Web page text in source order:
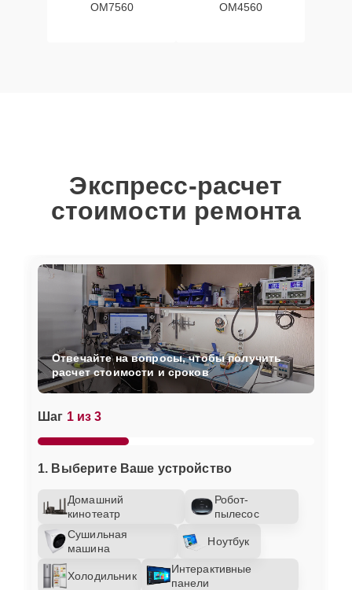
OM7560
OM4560
Экспресс-расчет
стоимости ремонта
Шаг 1 из 3
1. Выберите Ваше устройство
Домашний
кинотеатр
Робот-
пылесос
Сушильная
машина
Ноутбук
Холодильник
Интерактивные
панели
Отвечайте на вопросы, чтобы получить
расчет стоимости и сроков